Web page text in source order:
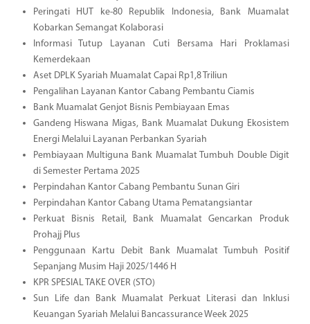
Peringati HUT ke-80 Republik Indonesia, Bank Muamalat
Kobarkan Semangat Kolaborasi
Informasi Tutup Layanan Cuti Bersama Hari Proklamasi
Kemerdekaan
Aset DPLK Syariah Muamalat Capai Rp1,8 Triliun
Pengalihan Layanan Kantor Cabang Pembantu Ciamis
Bank Muamalat Genjot Bisnis Pembiayaan Emas
Gandeng Hiswana Migas, Bank Muamalat Dukung Ekosistem
Energi Melalui Layanan Perbankan Syariah
Pembiayaan Multiguna Bank Muamalat Tumbuh Double Digit
di Semester Pertama 2025
Perpindahan Kantor Cabang Pembantu Sunan Giri
Perpindahan Kantor Cabang Utama Pematangsiantar
Perkuat Bisnis Retail, Bank Muamalat Gencarkan Produk
Prohajj Plus
Penggunaan Kartu Debit Bank Muamalat Tumbuh Positif
Sepanjang Musim Haji 2025/1446 H
KPR SPESIAL TAKE OVER (STO)
Sun Life dan Bank Muamalat Perkuat Literasi dan Inklusi
Keuangan Syariah Melalui Bancassurance Week 2025